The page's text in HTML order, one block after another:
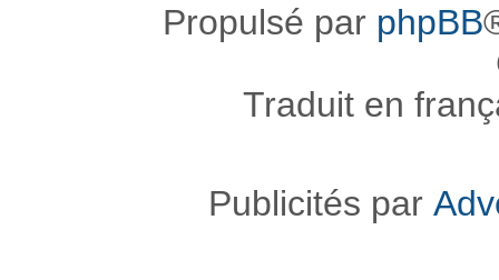
Propulsé par phpBB
Traduit en
Publicités par